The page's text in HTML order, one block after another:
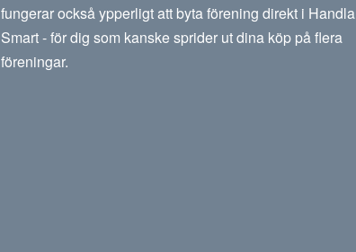
fungerar också ypperligt att byta förening direkt i Handla
Smart - för dig som kanske sprider ut dina köp på flera
föreningar.